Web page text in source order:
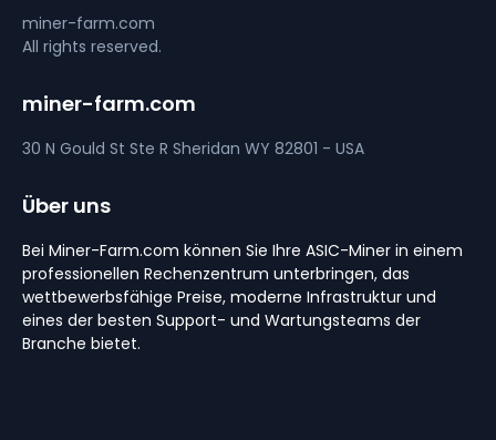
miner-farm.com
All rights reserved.
miner-farm.com
30 N Gould St Ste R Sheridan WY 82801 - USA
Über uns
Bei Miner-Farm.com können Sie Ihre ASIC-Miner in einem
professionellen Rechenzentrum unterbringen, das
wettbewerbsfähige Preise, moderne Infrastruktur und
eines der besten Support- und Wartungsteams der
Branche bietet.